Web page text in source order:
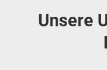
Unsere